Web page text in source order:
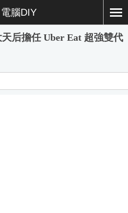
電腦DIY
后擔任 Uber Eat 超強雙代